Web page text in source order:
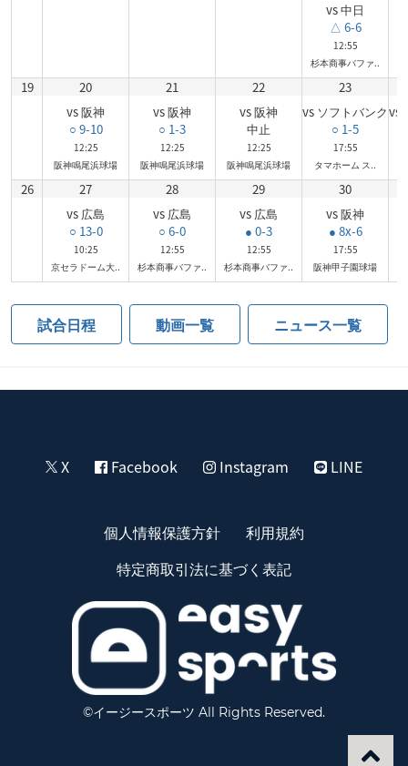
vs 中日
△ 6-6
12:55
杉本商事バファ..
19
20
vs 阪神
○ 9-10
12:25
阪神鳴尾浜球場
21
vs 阪神
○ 1-3
12:25
阪神鳴尾浜球場
22
vs 阪神
中止
12:25
阪神鳴尾浜球場
23
vs ソフトバンク
○ 1-5
17:55
タマホーム ス..
vs
26
27
vs 広島
○ 13-0
10:25
京セラドーム大..
28
vs 広島
○ 6-0
12:55
杉本商事バファ..
29
vs 広島
● 0-3
12:55
杉本商事バファ..
30
vs 阪神
● 8x-6
17:55
阪神甲子園球場
試合日程 動画一覧 ニュース一覧
X Facebook Instagram LINE
個人情報保護方針
利用規約
特定商取引法に基づく表記
©イージースポーツ All Rights Reserved.